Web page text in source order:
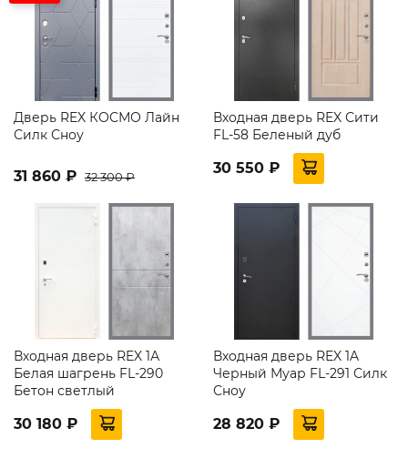
Дверь REX КОСМО Лайн
Силк Сноу
31 860 ₽ 32 300 ₽
Входная дверь REX Сити
FL-58 Беленый дуб
30 550 ₽
Входная дверь REX 1А
Белая шагрень FL-290
Бетон светлый
30 180 ₽
Входная дверь REX 1A
Черный Муар FL-291 Силк
Сноу
28 820 ₽